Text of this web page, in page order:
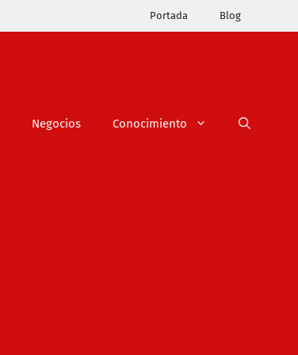
Portada Blog
Negocios Conocimiento